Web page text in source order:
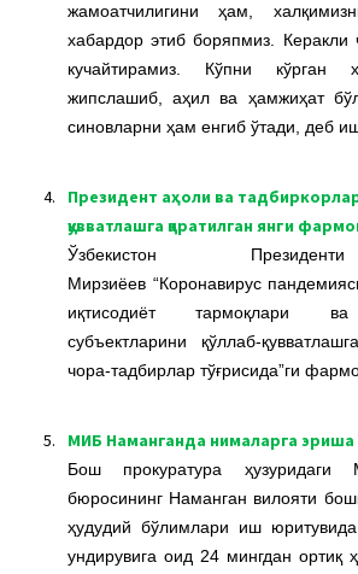
жамоатчилигини ҳам,
хабардор этиб боряпмиз. Керакли
кучайтирамиз. Кўпни кўрган
жипслашиб, аҳил ва ҳамжиҳат
синовларни ҳам енгиб ўтади, деб
4.
Президент аҳоли ва
қувватлашга қаратилган янги
Ўзбекистон
Мирзиёев “Коронавирус
иқтисодиёт тармоқлари ва
субъектларини қўллаб-
чора-тадбирлар тўғрисида”ги
5. МИБ Наманганда нималарга эриша
Бош прокуратура ҳузуридаги
бюросининг Наманган вилояти
ҳудудий бўлимлари иш
ундирувига оид 24 мингдан ортиқ